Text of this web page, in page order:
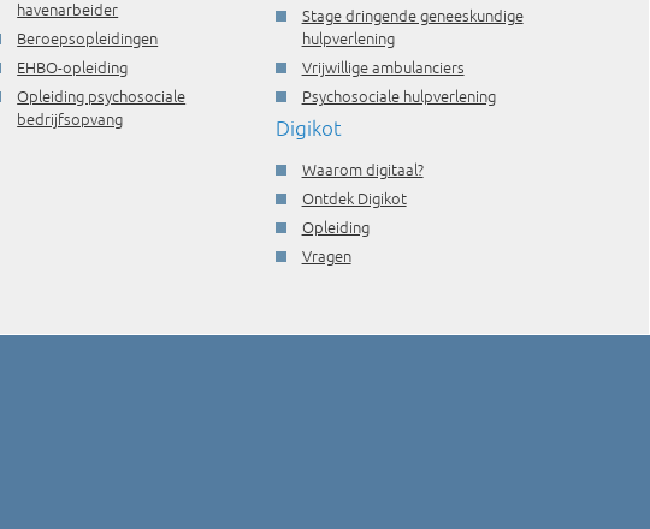
havenarbeider
Beroepsopleidingen
EHBO-opleiding
Opleiding psychosociale
bedrijfsopvang
Stage dringende geneeskundige
hulpverlening
Vrijwillige ambulanciers
Psychosociale hulpverlening
Digikot
Waarom digitaal?
Ontdek Digikot
Opleiding
Vragen